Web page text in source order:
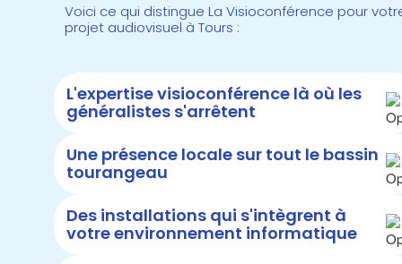
Voici ce qui distingue La Visioconférence pour
projet audiovisuel à Tours :
L'expertise visioconférence là où les
généralistes s'arrêtent
Une présence locale sur tout le bassin
tourangeau
Des installations qui s'intègrent à
votre environnement informatique